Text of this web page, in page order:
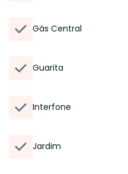
Gás Central
Guarita
Interfone
Jardim